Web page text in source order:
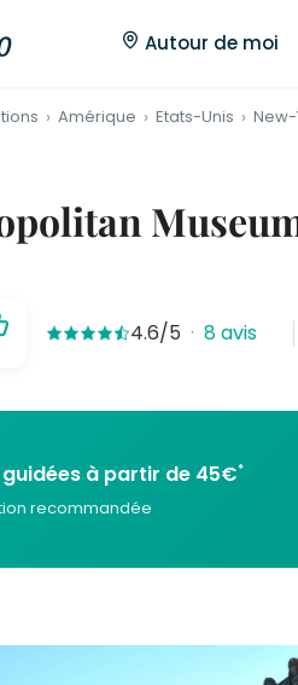
Autour de moi
Amérique Etats-Unis
4.6/5 · 8 avis
à partir de 45€*
recommandée